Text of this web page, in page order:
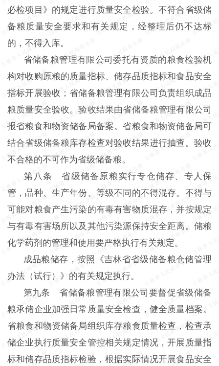
必检项目》的规定进行质量安全检验。不符合省级储
备粮质量安全要求和有关规定，经整理后仍不达标
的，不得入库。
省储备粮管理有限公司委托有资质的粮食检验机
构对收购原粮的质量指标、储存品质指标和食品安全
指标开展验收；省储备粮管理有限公司负责组织成品
粮质量安全验收。验收结果由省储备粮管理有限公司
报省粮食和物资储备局备案。省粮食和物资储备局可
结合省级储备粮库存检查对验收结果进行抽查。验收
不合格的不可作为省级储备粮。
第八条 省级储备原粮实行专仓储存、专人保
管，品种、生产年份、等级不同的不得混存。不得与
可能对粮食产生污染的有毒有害物质混存，并按规定
与有毒有害场所以及其他污染源保持安全距离。储粮
化学药剂的管理和使用要严格执行有关规定。
成品粮储存，按照《吉林省省级储备粮仓储管理
办法（试行）》的有关规定执行。
第九条 省储备粮管理有限公司要督促省级储备
粮承储企业加强日常质量安全检查，健全质量档案。
省粮食和物资储备局组织库存粮食质量检查，检查承
储企业执行质量安全管控相关规定情况，开展质量指
标和储存品质指标检验，根据实际情况开展食品安全